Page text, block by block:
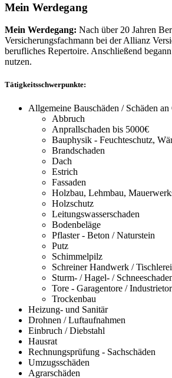
Mein Werdegang
Mein Werdegang: Nach über 20 Jahren
Versicherungsfachmann bei der Allianz
berufliches Repertoire. Anschließend
nutzen.
Tätigkeitsschwerpunkte:
Allgemeine Bauschäden / Schäden an
Abbruch
Anprallschaden bis 5000€
Bauphysik - Feuchteschutz,
Brandschaden
Dach
Estrich
Fassaden
Holzbau, Lehmbau,
Holzschutz
Leitungswasserschaden
Bodenbeläge
Pflaster - Beton / Naturstein
Putz
Schimmelpilz
Schreiner Handwerk /
Sturm- / Hagel- /
Tore - Garagentore /
Trockenbau
Heizung- und Sanitär
Drohnen / Luftaufnahmen
Einbruch / Diebstahl
Hausrat
Rechnungsprüfung - Sachschäden
Umzugsschäden
Agrarschäden